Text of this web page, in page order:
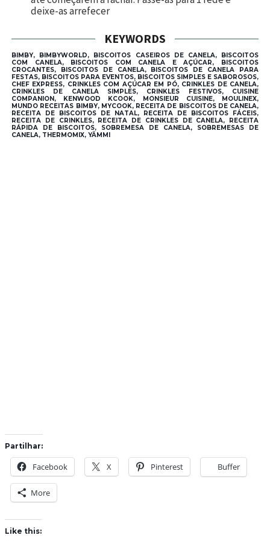
deixe-as arrefecer
KEYWORDS
BIMBY, BIMBYWORLD, BISCOITOS CASEIROS DE CANELA, BISCOITOS
COM CANELA, BISCOITOS COM CANELA E AÇÚCAR, BISCOITOS
CROCANTES, BISCOITOS DE CANELA, BISCOITOS DE CANELA PARA
FESTAS, BISCOITOS PARA EVENTOS, BISCOITOS SIMPLES E SABOROSOS,
CHEF EXPRESS, CRINKLES COM AÇÚCAR EM PÓ, CRINKLES DE CANELA,
CRINKLES DE CANELA SIMPLES, CRINKLES FESTIVOS, CUISINE
COMPANION, KENWOOD KCOOK, MONSIEUR CUISINE, MOULINEX,
MUNDO RECEITAS BIMBY, MYCOOK, RECEITA DE BISCOITOS DE CANELA,
RECEITA DE BISCOITOS DE NATAL, RECEITA DE BISCOITOS FÁCEIS,
RECEITA DE CRINKLES, RECEITA DE CRINKLES DE CANELA, RECEITA
RÁPIDA DE BISCOITOS, SOBREMESA DE CANELA, SOBREMESAS DE
CANELA, THERMOMIX, YÄMMI
Partilhar:
Facebook X Pinterest Buffer
More
Like this: